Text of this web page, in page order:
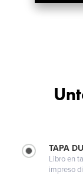
TAPA
Libro en
impreso